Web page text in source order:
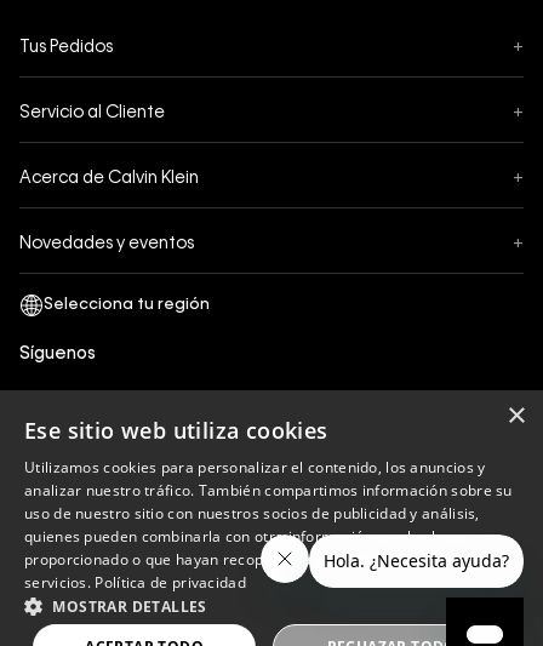
Tus Pedidos +
Formas de Pago
Servicio al Cliente +
¿Cómo comprar?
Acerca de Calvin Klein +
Términos y Condiciones
Política de Privacidad y tratamiento de datos personales
Política de Cookies
Libro de reclamaciones
Políticas de recojo en tienda
Novedades y eventos +
Síguenos
Calvin Klein
Copyright © 2023 Calvin Klein peru ®. Todos los
derechos reservados.
×
Ese sitio web utiliza cookies
Utilizamos cookies para personalizar el contenido, los anuncios y
analizar nuestro tráfico. También compartimos información sobre su
uso de nuestro sitio con nuestros socios de publicidad y análisis,
quienes pueden combinarla con otra información que les haya
proporcionado o que hayan recopilado a partir del uso de sus
servicios. Política de privacidad
MOSTRAR DETALLES